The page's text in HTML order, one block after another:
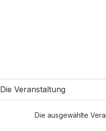
Die Veranstaltung
Die ausgewählte